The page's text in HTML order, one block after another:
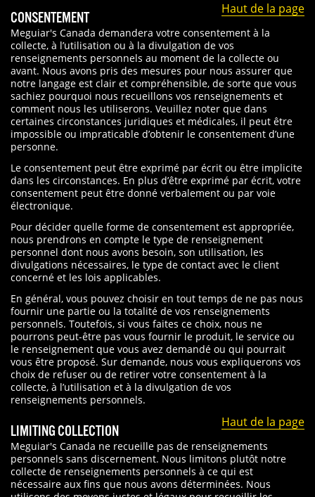
Haut de la page
CONSENTEMENT
Meguiar's Canada demandera votre consentement à la
collecte, à l’utilisation ou à la divulgation de vos
renseignements personnels au moment de la collecte ou
avant. Nous avons pris des mesures pour nous assurer que
notre langage est clair et compréhensible, de sorte que vous
sachiez pourquoi nous recueillons vos renseignements et
comment nous les utiliserons. Veuillez noter que dans
certaines circonstances juridiques et médicales, il peut être
impossible ou impraticable d’obtenir le consentement d’une
personne.
Le consentement peut être exprimé par écrit ou être implicite
dans les circonstances. En plus d’être exprimé par écrit, votre
consentement peut être donné verbalement ou par voie
électronique.
Pour décider quelle forme de consentement est appropriée,
nous prendrons en compte le type de renseignement
personnel dont nous avons besoin, son utilisation, les
divulgations nécessaires, le type de contact avec le client
concerné et les lois applicables.
En général, vous pouvez choisir en tout temps de ne pas nous
fournir une partie ou la totalité de vos renseignements
personnels. Toutefois, si vous faites ce choix, nous ne
pourrons peut-être pas vous fournir le produit, le service ou
le renseignement que vous avez demandé ou qui pourrait
vous être proposé. Sur demande, nous vous expliquerons vos
choix de refuser ou de retirer votre consentement à la
collecte, à l’utilisation et à la divulgation de vos
renseignements personnels.
Haut de la page
LIMITING COLLECTION
Meguiar's Canada ne recueille pas de renseignements
personnels sans discernement. Nous limitons plutôt notre
collecte de renseignements personnels à ce qui est
nécessaire aux fins que nous avons déterminées. Nous